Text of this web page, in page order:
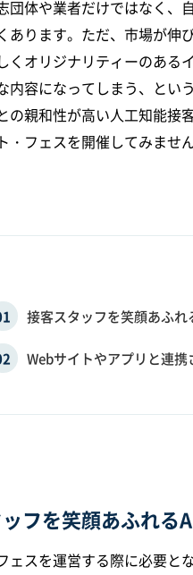
団体や業者だけではなく、
あります。ただ、市場が伸
くオリジナリティーのある
内容になってしまう、とい
の親和性が高い人工知能
・フェスを開催してみませ
接客スタッフを笑顔あふれ
Webサイトやアプリと連
フを笑顔あふれる
ェスを運営する際に必要と